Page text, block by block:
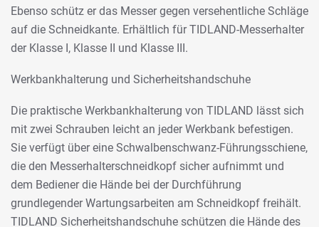
Ebenso schütz er das Messer gegen versehentliche Schläge
auf die Schneidkante. Erhältlich für TIDLAND-Messerhalter
der Klasse I, Klasse II und Klasse III.
Werkbankhalterung und Sicherheitshandschuhe
Die praktische Werkbankhalterung von TIDLAND lässt sich
mit zwei Schrauben leicht an jeder Werkbank befestigen.
Sie verfügt über eine Schwalbenschwanz-Führungsschiene,
die den Messerhalterschneidkopf sicher aufnimmt und
dem Bediener die Hände bei der Durchführung
grundlegender Wartungsarbeiten am Schneidkopf freihält.
TIDLAND Sicherheitshandschuhe schützen die Hände des